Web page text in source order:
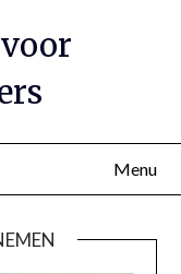
Menu